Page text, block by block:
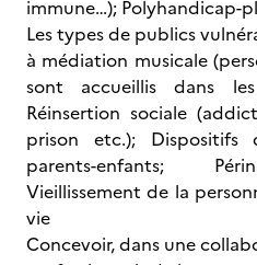
immune…); Polyhandicap-
Les types de publics
à médiation musicale
sont accueillis dans
Réinsertion sociale
prison etc.);
parents-enfants;
Vieillissement de la
vie
Concevoir, dans une